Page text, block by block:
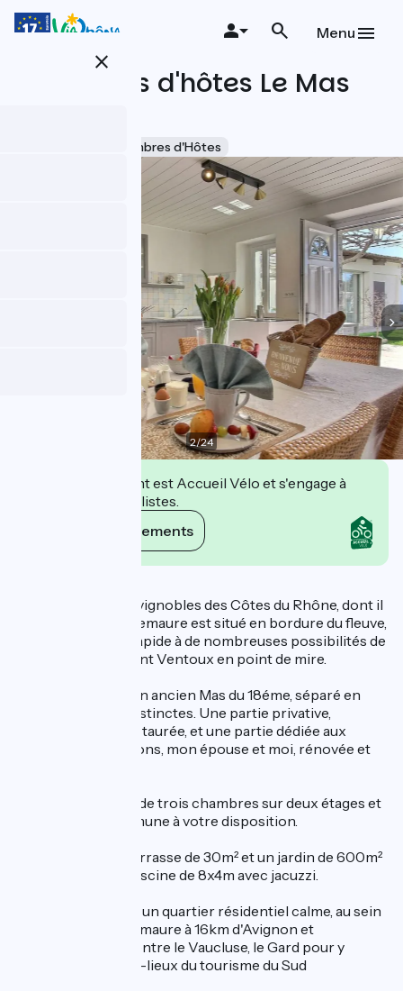
Aller
close
Menu
Chambres d'hôtes Le Mas
Chambres d'Hôtes
2/24
Cet établissement est Accueil Vélo et s'engage à
accueillir des cyclistes.
Voir ses engagements
En plein cœur des vignobles des Côtes du Rhône, dont il
fût à l’origine, Roquemaure est situé en bordure du fleuve,
et permet l’accès rapide à de nombreuses possibilités de
balades, avec le Mont Ventoux en point de mire.
Notre Maison est un ancien Mas du 18éme, séparé en
deux habitations distinctes. Une partie privative,
précédemment restaurée, et une partie dédiée aux
hôtes, que nous avons, mon épouse et moi, rénovée et
Elle est composée de trois chambres sur deux étages et
d’une cuisine commune à votre disposition.
À l’extérieur, une terrasse de 30m² et un jardin de 600m²
agrémenté d’une piscine de 8x4m avec jacuzzi.
Elle est située dans un quartier résidentiel calme, au sein
du village de Roquemaure à 16km d'Avignon et
idéalement située entre le Vaucluse, le Gard pour y
découvrir les hauts-lieux du tourisme du Sud